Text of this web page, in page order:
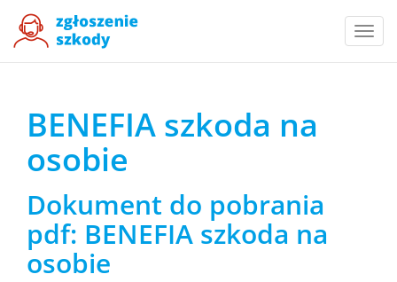
BENEFIA szkoda na
osobie
Dokument do pobrania
pdf: BENEFIA szkoda na
osobie